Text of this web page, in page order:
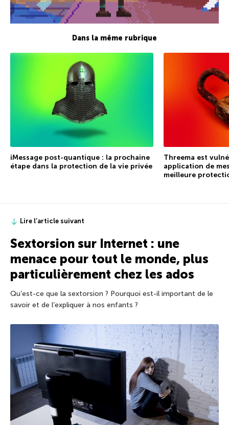
Dans la même rubrique
iMessage post-quantique : la prochaine
étape dans la protection de la vie privée
Threema est
application de
meilleure
Lire l’article suivant
Sextorsion sur Internet : une
menace pour tout le monde, plus
particulièrement chez les ados
Qu’est-ce que la sextorsion ? Pourquoi est-il important de le
savoir et de l’expliquer à nos enfants ?